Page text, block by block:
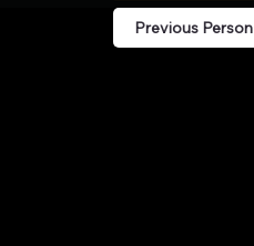
Previous Person